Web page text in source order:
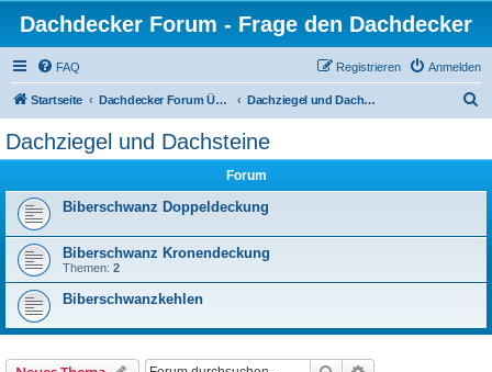
Dachdecker Forum - Frage den Dachdecker
FAQ Anmelden
Registrieren
Startseite Dachdecker Forum Übersicht - Alle Foren Dachziegel und Dachsteine
Dachziegel und Dachsteine
Forum
Biberschwanz Doppeldeckung
Biberschwanz Kronendeckung
Themen: 2
Biberschwanzkehlen